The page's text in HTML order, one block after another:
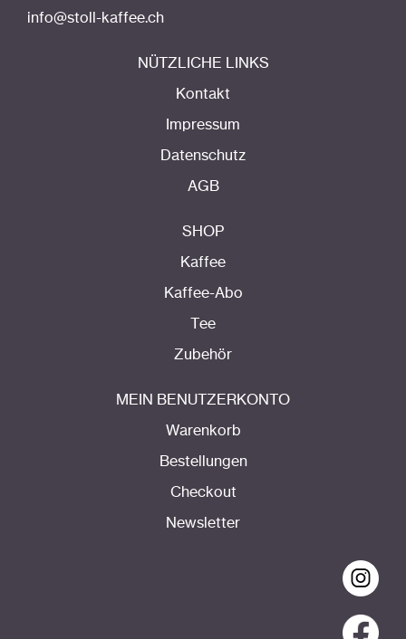
info@stoll-kaffee.ch
NÜTZLICHE LINKS
Kontakt
Impressum
Datenschutz
AGB
SHOP
Kaffee
Kaffee-Abo
Tee
Zubehör
MEIN BENUTZERKONTO
Warenkorb
Bestellungen
Checkout
Newsletter